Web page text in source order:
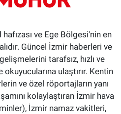
ve Ege Bölgesi'nin en
Güncel İzmir haberleri ve
tarafsız, hızlı ve
okuyucularına ulaştırır. Kentin
ve özel röportajların yanı
kolaylaştıran İzmir hava
İzmir namaz vakitleri,